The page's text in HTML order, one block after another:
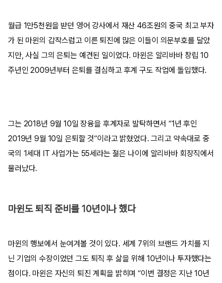
월급 1만5천원을 받던 영어 강사에서 재산 46조원의 중국 최고 부자
가 된 마윈의 갑작스럽고 이른 퇴진에 많은 이들이 의문부호를 달았
지만, 사실 그의 은퇴는 예견된 일이었다. 마윈은 알리바바 창립 10
주년인 2009년부터 은퇴를 결심하고 후계 구도 작업에 돌입했다.
그는 2018년 9월 10일 장융을 후계자로 발탁하면서 “1년 후인
2019년 9월 10일 은퇴할 것”이라고 밝혔었다. 그리고 약속대로 중
국의 1세대 IT 사업가는 55세라는 젊은 나이에 알리바바 회장직에서
물러났다.
마윈도 퇴직 준비를 10년이나 했다
마윈의 행보에서 눈여겨볼 것이 있다. 세계 7위의 브랜드 가치를 지
닌 기업의 수장이었던 그도 퇴직 후 삶을 위해 10년이나 투자했다는
점이다. 마윈은 자신의 퇴진 계획을 밝히며 “이번 결정은 지난 10년